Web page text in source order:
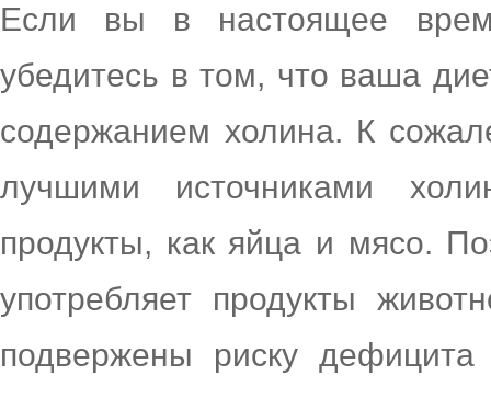
Если вы в настоящее
убедитесь в том, что ваша
содержанием холина. К
лучшими источниками
продукты, как яйца и мясо.
употребляет продукты
подвержены риску